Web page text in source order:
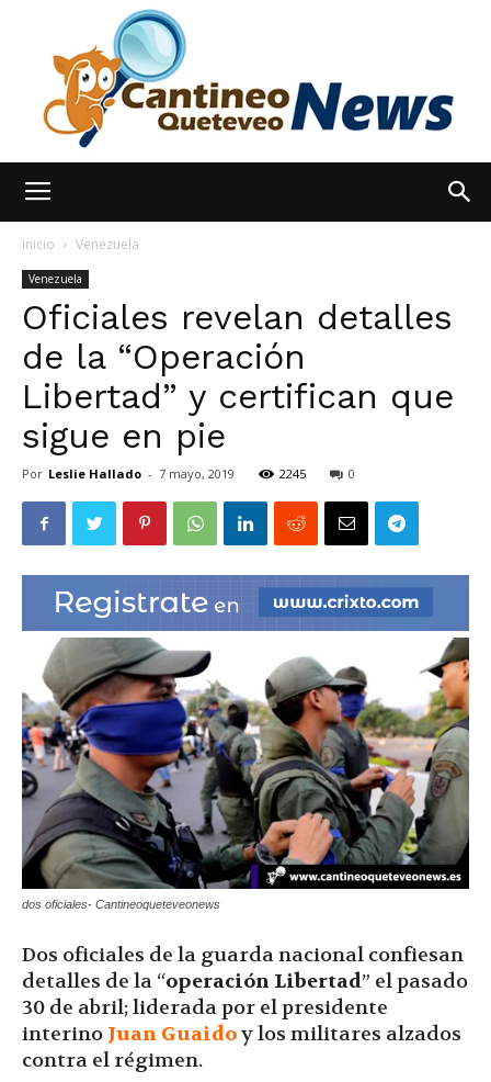
Noticias
hoy
|
Ultima
Hora
|
Inicio Venezuela
Venezuela
Oficiales revelan detalles
de la “Operación
Libertad” y certifican que
sigue en pie
Por Leslie Hallado - 7 mayo, 2019 2245 0
dos oficiales- Cantineoqueteveonews
Dos oficiales de la guarda nacional confiesan
detalles de la “operación Libertad” el pasado
30 de abril; liderada por el presidente
interino Juan Guaidoy los militares alzados
contra el régimen.